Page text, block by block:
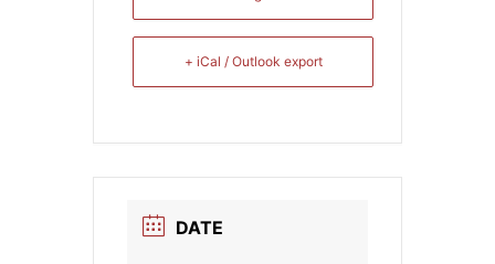
+ iCal / Outlook export
DATE